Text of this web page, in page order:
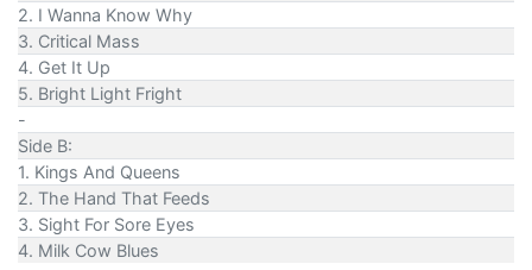
2. I Wanna Know Why
3. Critical Mass
4. Get It Up
5. Bright Light Fright
-
Side B:
1. Kings And Queens
2. The Hand That Feeds
3. Sight For Sore Eyes
4. Milk Cow Blues